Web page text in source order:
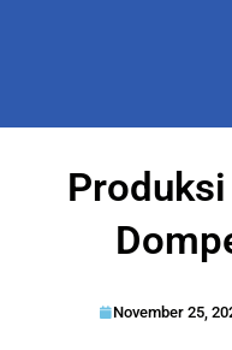
November 25,